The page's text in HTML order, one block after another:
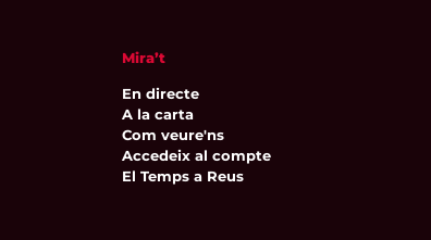
Mira’t
En directe
A la carta
Com veure'ns
Accedeix al compte
El Temps a Reus